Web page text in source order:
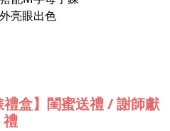
亮眼出色
禮盒】閨蜜送禮 / 謝師獻
禮